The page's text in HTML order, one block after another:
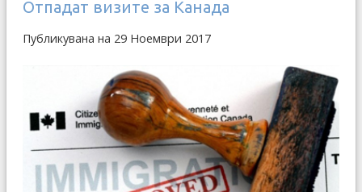
Отпадат визите за Канада
Публикувана на 29 Ноември 2017